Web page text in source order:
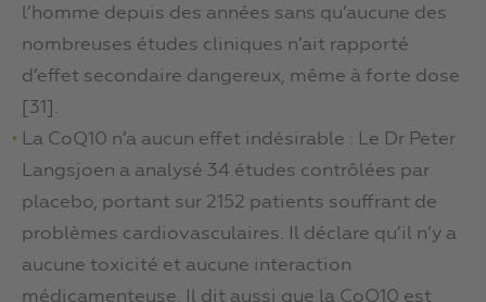
l’homme depuis des années sans qu’aucune des
nombreuses études cliniques n’ait rapporté
d’effet secondaire dangereux, même à forte dose
[31].
La CoQ10 n’a aucun effet indésirable : Le Dr Peter
Langsjoen a analysé 34 études contrôlées par
placebo, portant sur 2152 patients souffrant de
problèmes cardiovasculaires. Il déclare qu’il n’y a
aucune toxicité et aucune interaction
médicamenteuse. Il dit aussi que la CoQ10 est